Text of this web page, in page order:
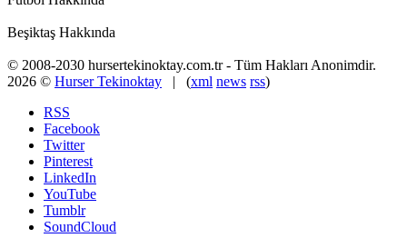
Beşiktaş Hakkında
© 2008-2030 hursertekinoktay.com.tr - Tüm Hakları Anonimdir.
2026 © Hurser Tekinoktay | (xml news rss)
RSS
Facebook
Twitter
Pinterest
LinkedIn
YouTube
Tumblr
SoundCloud